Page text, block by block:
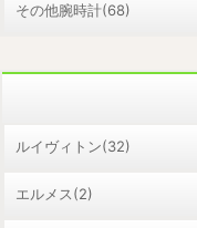
その他腕時計(68)
ルイヴィトン(32)
エルメス(2)